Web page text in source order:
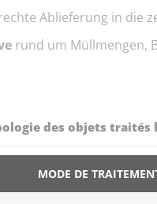
Ablieferung in die
rund um Müllmengen,
des objets traités
MODE DE